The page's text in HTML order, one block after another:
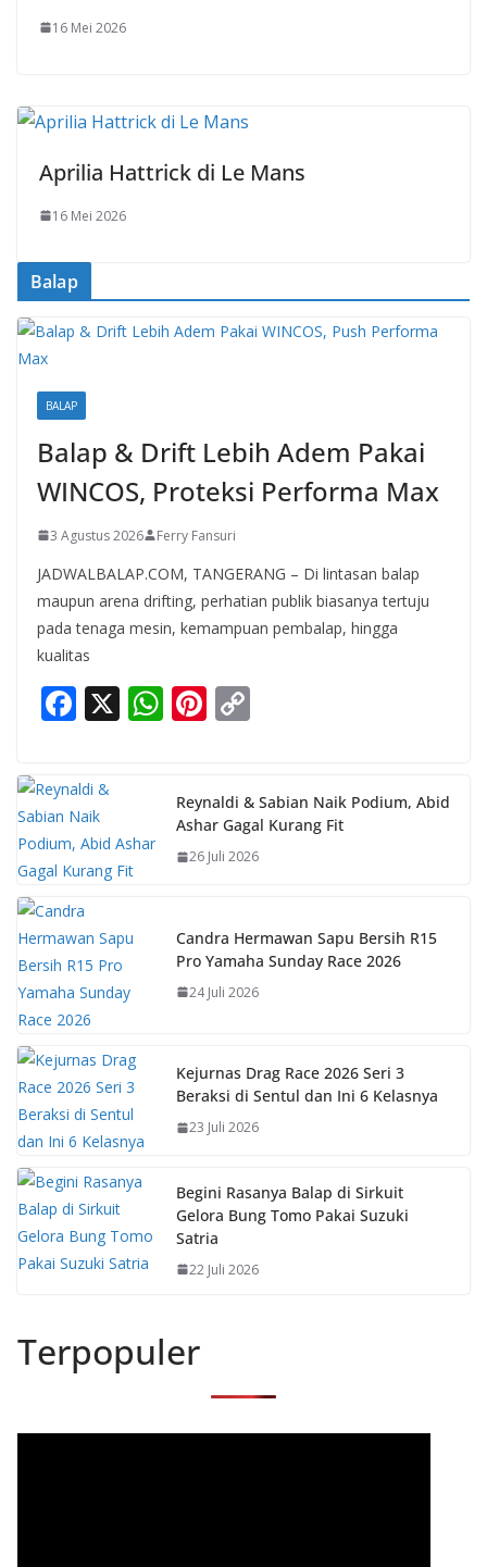
16 Mei 2026
Aprilia Hattrick di Le Mans
16 Mei 2026
Balap
BALAP
Balap & Drift Lebih Adem Pakai
WINCOS, Proteksi Performa Max
3 Agustus 2026 Ferry Fansuri
JADWALBALAP.COM, TANGERANG – Di lintasan balap
maupun arena drifting, perhatian publik biasanya tertuju
pada tenaga mesin, kemampuan pembalap, hingga
kualitas
F
e
b
o
o
k
X W
s
A
p
Pi
e
st
y
Li
n
Reynaldi & Sabian Naik Podium, Abid
Ashar Gagal Kurang Fit
26 Juli 2026
Candra Hermawan Sapu Bersih R15
Pro Yamaha Sunday Race 2026
24 Juli 2026
Kejurnas Drag Race 2026 Seri 3
Beraksi di Sentul dan Ini 6 Kelasnya
23 Juli 2026
Begini Rasanya Balap di Sirkuit
Gelora Bung Tomo Pakai Suzuki
Satria
22 Juli 2026
Terpopuler